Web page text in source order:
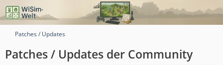
Patches / Updates
Patches / Updates der Community